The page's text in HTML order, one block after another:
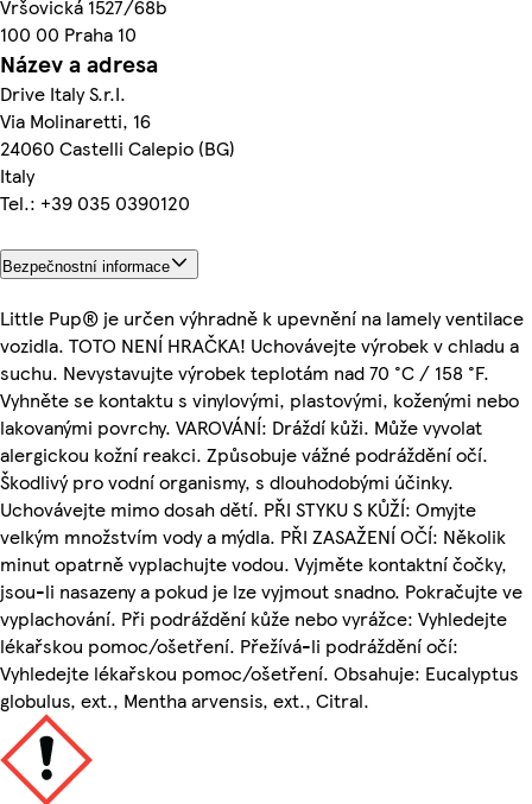
Vršovická 1527/68b
100 00 Praha 10
Název a adresa
Drive Italy S.r.I.
Via Molinaretti, 16
24060 Castelli Calepio (BG)
Italy
Tel.: +39 035 0390120
Bezpečnostní informace
Little Pup® je určen výhradně k upevnění na lamely ventilace
vozidla. TOTO NENÍ HRAČKA! Uchovávejte výrobek v chladu a
suchu. Nevystavujte výrobek teplotám nad 70 °C / 158 °F.
Vyhněte se kontaktu s vinylovými, plastovými, koženými nebo
lakovanými povrchy. VAROVÁNÍ: Dráždí kůži. Může vyvolat
alergickou kožní reakci. Způsobuje vážné podráždění očí.
Škodlivý pro vodní organismy, s dlouhodobými účinky.
Uchovávejte mimo dosah dětí. PŘI STYKU S KŮŽÍ: Omyjte
velkým množstvím vody a mýdla. PŘI ZASAŽENÍ OČÍ: Několik
minut opatrně vyplachujte vodou. Vyjměte kontaktní čočky,
jsou-li nasazeny a pokud je lze vyjmout snadno. Pokračujte ve
vyplachování. Při podráždění kůže nebo vyrážce: Vyhledejte
lékařskou pomoc/ošetření. Přežívá-li podráždění očí:
Vyhledejte lékařskou pomoc/ošetření. Obsahuje: Eucalyptus
globulus, ext., Mentha arvensis, ext., Citral.